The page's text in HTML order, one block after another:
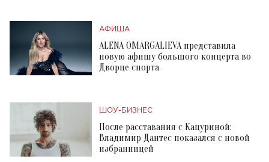
АФИША
ALENA OMARGALIEVA представила
новую афишу большого концерта во
Дворце спорта
ШОУ-БИЗНЕС
После расставания с Кацуриной:
Владимир Дантес показался с новой
избранницей